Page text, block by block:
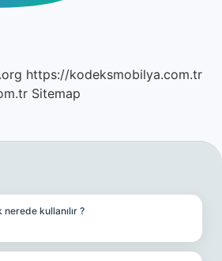
https://kodeksmobilya.com.tr
Sitemap
kullanılır ?